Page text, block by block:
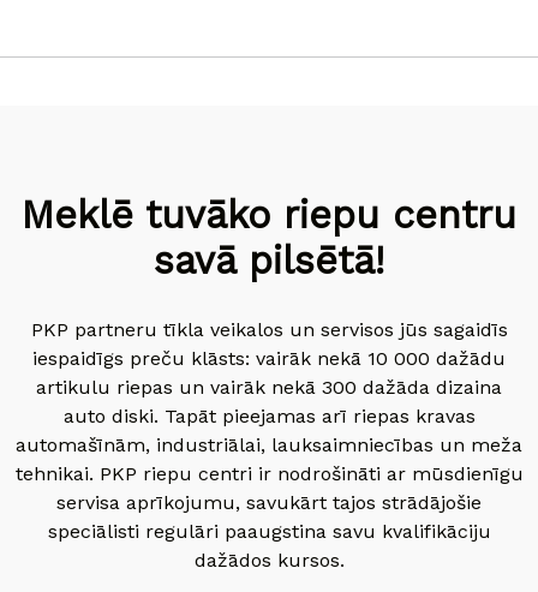
Meklē tuvāko riepu centru
savā pilsētā!
PKP partneru tīkla veikalos un servisos jūs sagaidīs
iespaidīgs preču klāsts: vairāk nekā 10 000 dažādu
artikulu riepas un vairāk nekā 300 dažāda dizaina
auto diski. Tapāt pieejamas arī riepas kravas
automašīnām, industriālai, lauksaimniecības un meža
tehnikai. PKP riepu centri ir nodrošināti ar mūsdienīgu
servisa aprīkojumu, savukārt tajos strādājošie
speciālisti regulāri paaugstina savu kvalifikāciju
dažādos kursos.